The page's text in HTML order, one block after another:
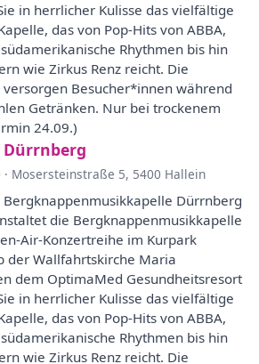
in herrlicher Kulisse das vielfältige
das von Pop-Hits von ABBA,
Rhythmen bis hin
wie Zirkus Renz reicht. Die
Besucher*innen während
Getränken. Nur bei trockenem
24.09.)
· Mosersteinstraße 5, 5400 Hallein
Dürrnberg
die Bergknappenmusikkapelle
Air-Konzertreihe im Kurpark
der Wallfahrtskirche Maria
dem OptimaMed Gesundheitsresort
in herrlicher Kulisse das vielfältige
das von Pop-Hits von ABBA,
Rhythmen bis hin
wie Zirkus Renz reicht. Die